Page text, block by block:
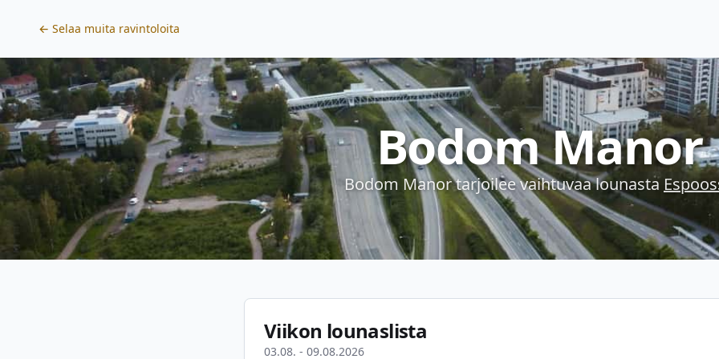
← Selaa muita ravintoloita
Bodom Manor
Bodom Manortarjoilee vaihtuvaa lounasta
Viikon lounaslista
03.08. - 09.08.2026